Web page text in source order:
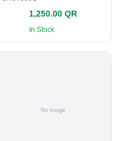
1,250.00 QR
In Stock